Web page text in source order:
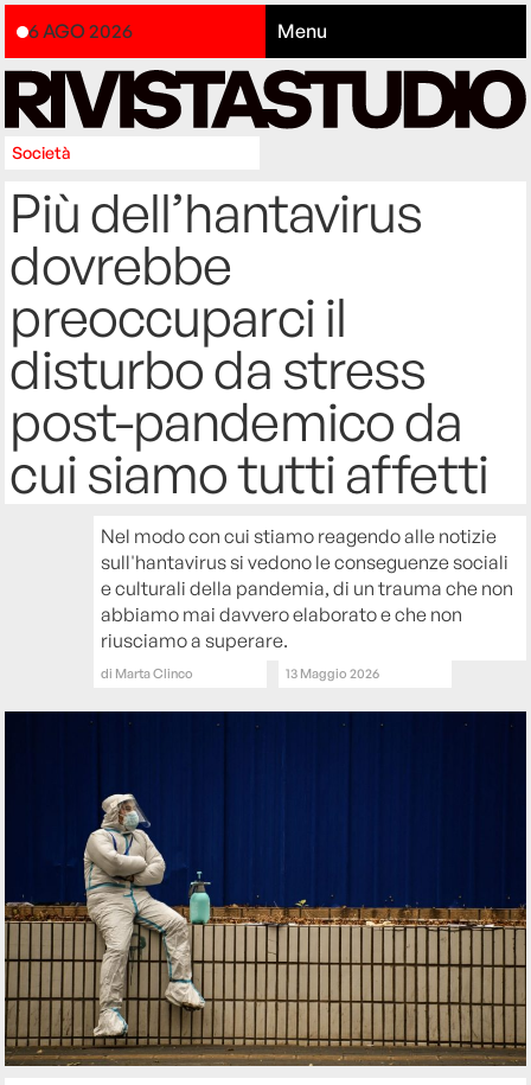
6 AGO 2026 Menu
Società
Più dell’hantavirus
dovrebbe
preoccuparci il
disturbo da stress
post-pandemico da
cui siamo tutti affetti
Nel modo con cui stiamo reagendo alle notizie
sull'hantavirus si vedono le conseguenze sociali
e culturali della pandemia, di un trauma che non
abbiamo mai davvero elaborato e che non
riusciamo a superare.
di Marta Clinco 13 Maggio 2026